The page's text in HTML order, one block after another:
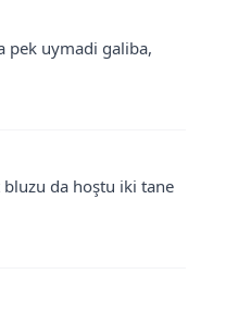
pek uymadi galiba,
da hoştu iki tane